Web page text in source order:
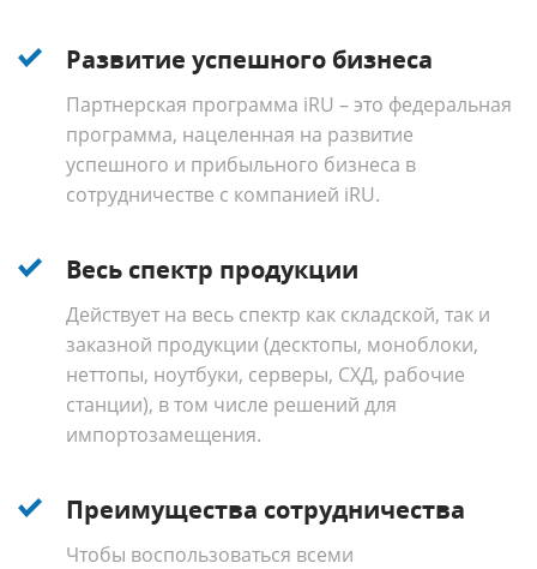
Развитие успешного бизнеса
Партнерская программа iRU – это федеральная
программа, нацеленная на развитие
успешного и прибыльного бизнеса в
сотрудничестве с компанией iRU.
Весь спектр продукции
Действует на весь спектр как складской, так и
заказной продукции (десктопы, моноблоки,
неттопы, ноутбуки, серверы, СХД, рабочие
станции), в том числе решений для
импортозамещения.
Преимущества сотрудничества
Чтобы воспользоваться всеми